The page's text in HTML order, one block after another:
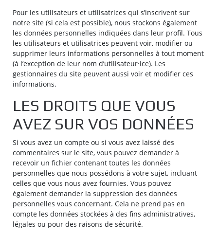
Pour les utilisateurs et utilisatrices qui s’inscrivent sur
notre site (si cela est possible), nous stockons également
les données personnelles indiquées dans leur profil. Tous
les utilisateurs et utilisatrices peuvent voir, modifier ou
supprimer leurs informations personnelles à tout moment
(à l’exception de leur nom d’utilisateur·ice). Les
gestionnaires du site peuvent aussi voir et modifier ces
informations.
LES DROITS QUE VOUS
AVEZ SUR VOS DONNÉES
Si vous avez un compte ou si vous avez laissé des
commentaires sur le site, vous pouvez demander à
recevoir un fichier contenant toutes les données
personnelles que nous possédons à votre sujet, incluant
celles que vous nous avez fournies. Vous pouvez
également demander la suppression des données
personnelles vous concernant. Cela ne prend pas en
compte les données stockées à des fins administratives,
légales ou pour des raisons de sécurité.